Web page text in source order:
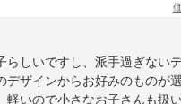
らしいですし、派手過ぎない
デザインからお好みのものが
軽いので小さなお子さんも扱